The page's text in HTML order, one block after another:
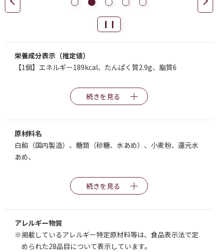
栄養成分表示（推定値）
【1個】エネルギー189kcal、たんぱく質2.9g、脂質6
続きを見る
原材料名
白餡（国内製造）、糖類（砂糖、水あめ）、小麦粉、還元水
あめ、
続きを見る
アレルギー物質
※掲載しているアレルギー特定原材料等は、食品表示法で定
められた28品目について表示しています。